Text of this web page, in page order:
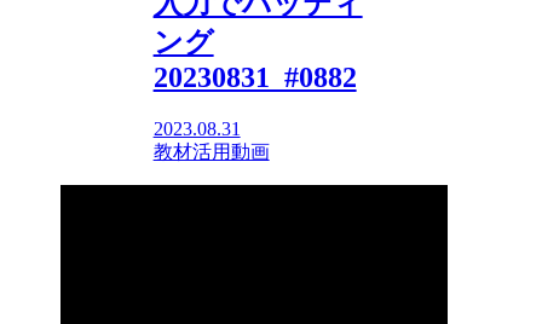
ング
20230831_#0882
2023.08.31
教材活用動画